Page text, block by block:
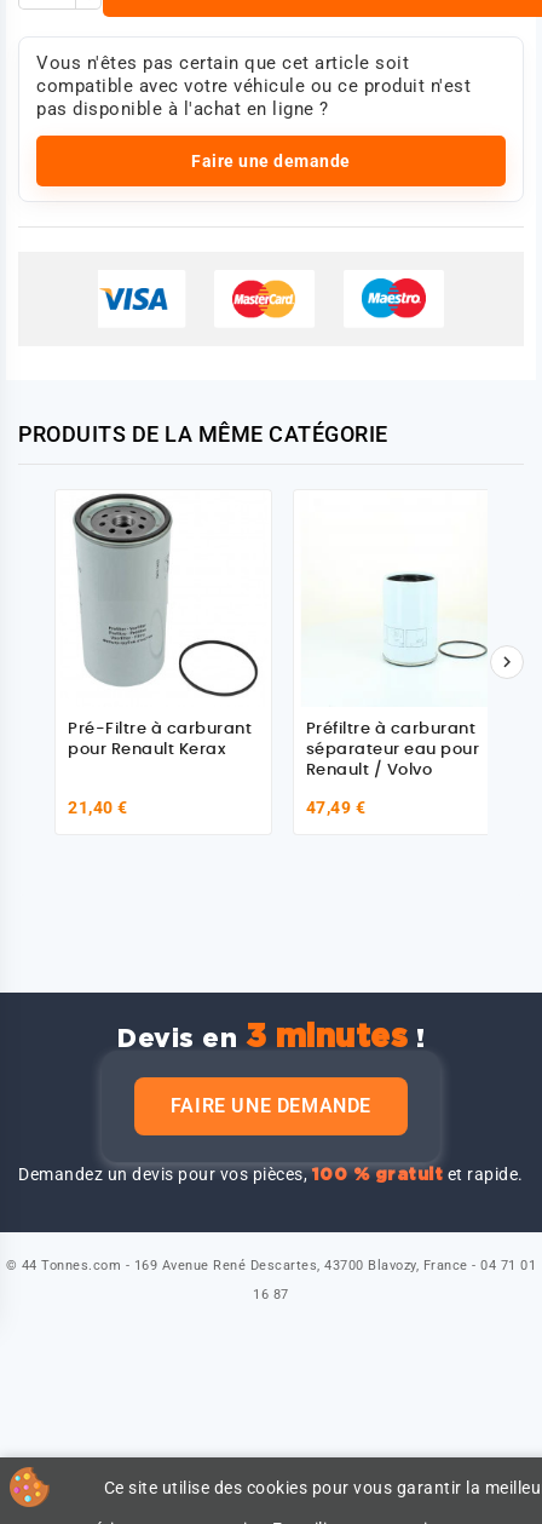
Vous n'êtes pas certain que cet article soit
compatible avec votre véhicule ou ce produit n'est
pas disponible à l'achat en ligne ?
Faire une demande
PRODUITS DE LA MÊME CATÉGORIE
Pré-Filtre à carburant
pour Renault Kerax
21,40 €
Préfiltre à carburant
séparateur eau pour
Renault / Volvo
47,49 €

Devis en 3 minutes !
FAIRE UNE DEMANDE
Demandez un devis pour vos pièces,100 % gratuit et rapide.
Ce site utilise des cookies pour vous garantir la
© 44 Tonnes.com - 169 Avenue René Descartes, 43700 Blavozy, France - 04 71 01
16 87